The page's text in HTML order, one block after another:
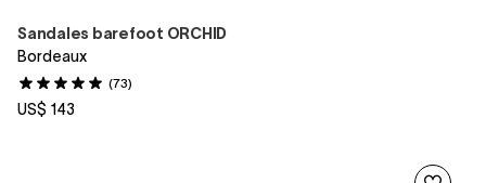
Sandales barefoot ORCHID
Bordeaux
(73)
US$ 143